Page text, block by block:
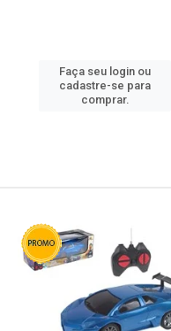
Faça seu login ou
cadastre-se para
comprar.